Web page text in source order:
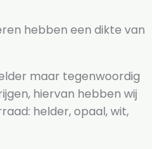
hebben een dikte van
maar tegenwoordig
hiervan hebben wij
helder, opaal, wit,